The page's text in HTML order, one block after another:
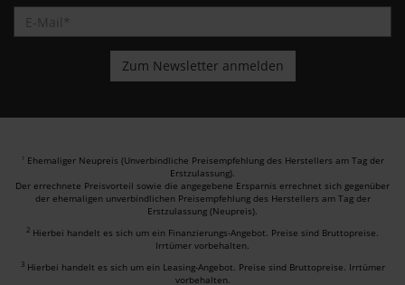
1 Ehemaliger Neupreis (Unverbindliche Preisempfehlung des Herstellers am Tag der
Erstzulassung).
Der errechnete Preisvorteil sowie die angegebene Ersparnis errechnet sich gegenüber
der ehemaligen unverbindlichen Preisempfehlung des Herstellers am Tag der
Erstzulassung (Neupreis).
2 Hierbei handelt es sich um ein Finanzierungs-Angebot. Preise sind Bruttopreise.
Irrtümer vorbehalten.
3 Hierbei handelt es sich um ein Leasing-Angebot. Preise sind Bruttopreise. Irrtümer
vorbehalten.